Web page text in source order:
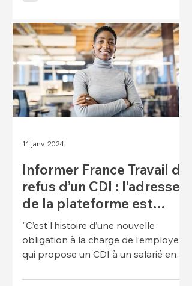
Informer France Travail du
refus d’un CDI : l’adresse
de la plateforme est
dévoilée
"C’est l’histoire d’une nouvelle
obligation à la charge de l’employeur
qui propose un CDI à un salarié en
11 janv. 2024